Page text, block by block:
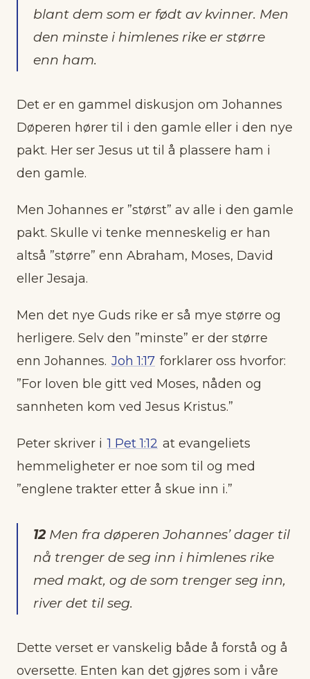
blant dem som er født av kvinner. Men
den minste i himlenes rike er større
enn ham.
Det er en gammel diskusjon om Johannes
Døperen hører til i den gamle eller i den nye
pakt. Her ser Jesus ut til å plassere ham i
den gamle.
Men Johannes er ”størst” av alle i den gamle
pakt. Skulle vi tenke menneskelig er han
altså ”større” enn Abraham, Moses, David
eller Jesaja.
Men det nye Guds rike er så mye større og
herligere. Selv den ”minste” er der større
enn Johannes. Joh 1:17 forklarer oss hvorfor:
”For loven ble gitt ved Moses, nåden og
sannheten kom ved Jesus Kristus.”
Peter skriver i 1 Pet 1:12 at evangeliets
hemmeligheter er noe som til og med
”englene trakter etter å skue inn i.”
12Men fra døperen Johannes’ dager til
nå trenger de seg inn i himlenes rike
med makt, og de som trenger seg inn,
river det til seg.
Dette verset er vanskelig både å forstå og å
oversette. Enten kan det gjøres som i våre